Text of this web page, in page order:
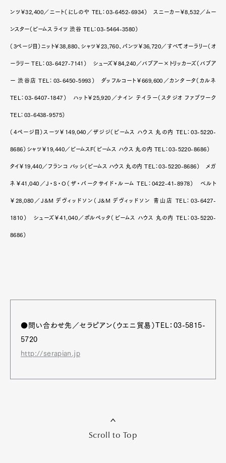
ンツ￥32,400／ニート（にしのや TEL：03-6452-6934） スニーカー￥8,532／ムー
ンスター（ビームス ライツ 渋谷 TEL：03-5464-3580）
（3ページ目）ニット￥38,880、シャツ￥23,760、パンツ￥36,720／すべてオーラリー（オ
ーラリー TEL：03-6427-7141） シューズ￥84,240／バブアー×トリッカーズ（バブア
ー 渋谷店 TEL：03-6450-5993） ダッフルコート￥669,600／カンタータ（カルネ
TEL：03-6407-1847） ハット￥25,920／ナイン テイラー（スタジオ ファブワーク
TEL：03-6438-9575）
（4ページ目）スーツ￥149,040／ザジジ（ビームス ハウス 丸の内 TEL：03-5220-
8686）シャツ￥19,440／ビームスF（ビームス ハウス 丸の内 TEL：03-5220-8686）
タイ￥19,440／フランコ バッシ（ビームス ハウス 丸の内 TEL：03-5220-8686） メガ
ネ￥41,040／J・S・O（ザ・パークサイド・ルーム TEL：0422-41-8978） ベルト
￥28,080／J&M デヴィッドソン（J&M デヴィッドソン 青山店 TEL：03-6427-
1810） シューズ￥41,040／ポルペッタ（ビームス ハウス 丸の内 TEL：03-5220-
8686）
●問い合わせ先／セラピアン（ウエニ貿易）TEL：03-5815-
5720
http://serapian.jp
Scroll to Top